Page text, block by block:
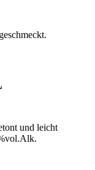
und leicht